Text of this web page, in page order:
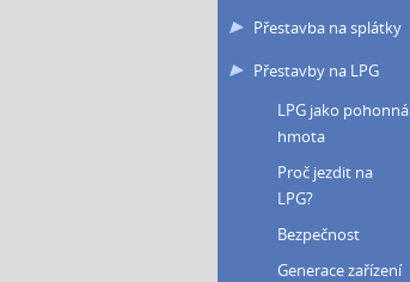
Přestavba na splátky
Přestavby na LPG
LPG jako pohonná
hmota
Proč jezdit na
LPG?
Bezpečnost
Generace zařízení